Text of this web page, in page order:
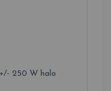
250 W halo